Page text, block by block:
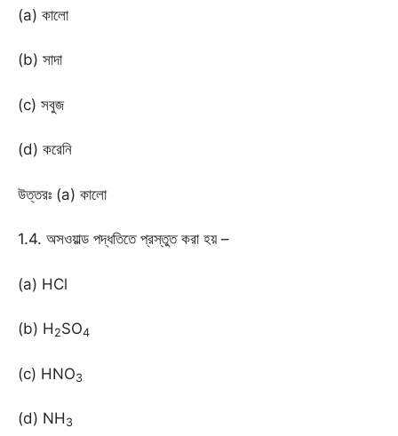
(a) কালো
(b) সাদা
(c) সবুজ
(d) করেনি
উত্তরঃ (a) কালো
1.4. অসওয়াল্ড পদ্ধতিতে প্রস্তুত করা হয় –
(a) HCl
(b) H 2SO4
(c) HNO3
(d) NH 3